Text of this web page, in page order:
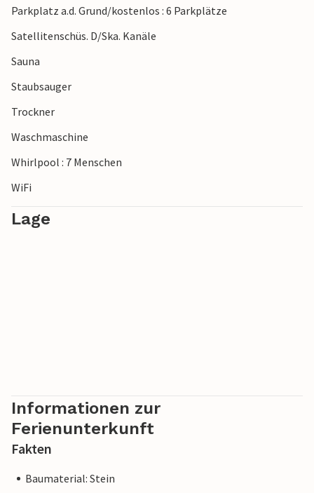
Sie das erfrischende Meer beim Baden oder bei einem
ausgedehnten Spaziergang entlang der Küste. Zahlreiche
Umgebung und laden zu ausgiebigen Erkundungstouren
ein.
Parkplatz a.d. Grund/kostenlos : 6 Parkplätze
Satellitenschüs. D/Ska. Kanäle
Sauna
Staubsauger
Trockner
Waschmaschine
Whirlpool : 7 Menschen
WiFi
Lage
Informationen zur
Ferienunterkunft
Fakten
Baumaterial: Stein